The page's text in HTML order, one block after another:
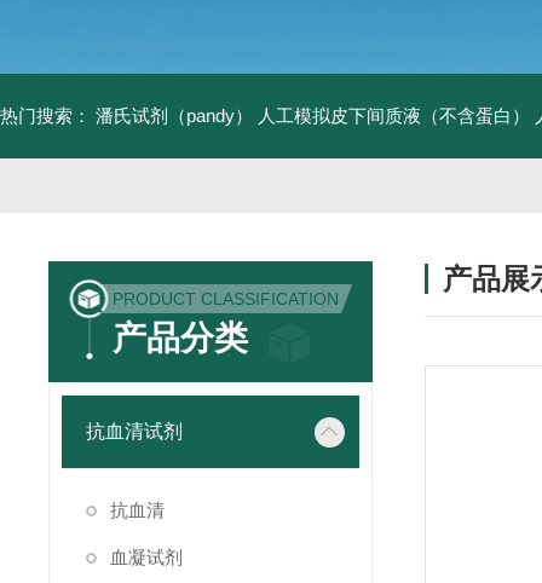
热门搜索： 潘氏试剂（pandy） 人工模拟皮下间质液（不含蛋白）
PRODUCT CLASSIFICATION
产品分类
抗血清试剂
抗血清
血凝试剂
产品展